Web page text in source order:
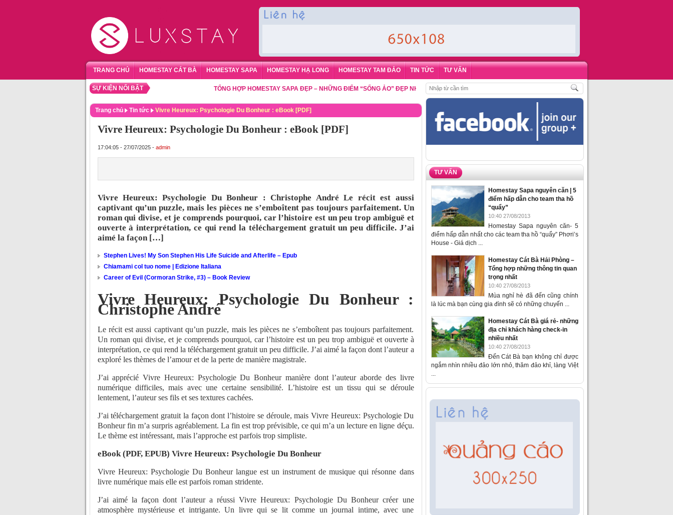
TRANG CHỦ HOMESTAY CÁT BÀ HOMESTAY SAPA HOMESTAY HẠ LONG HOMESTAY TAM ĐẢO TIN TỨC TƯ VẤN
SỰ KIỆN NỔI BẬT TỔNG HỢP HOMESTAY SAPA ĐẸP – NHỮNG ĐIỂM “SỐNG ẢO” ĐẸP NHẤT CHO DU KHÁCH, ĐẶT PHÒNG HOMESTAY BIỂN HẠ LONG – 5 ĐỊA ĐIỂM ĐƯỢC LÒNG DU
Trang chủ Tin tức Vivre Heureux: Psychologie Du Bonheur : eBook [PDF]
Vivre Heureux: Psychologie Du Bonheur : eBook [PDF]
17:04:05 - 27/07/2025 - admin
Vivre Heureux: Psychologie Du Bonheur : Christophe André Le récit est aussi
captivant qu’un puzzle, mais les pièces ne s’emboîtent pas toujours parfaitement. Un
roman qui divise, et je comprends pourquoi, car l’histoire est un peu trop ambiguë et
ouverte à interprétation, ce qui rend la téléchargement gratuit un peu difficile. J’ai
aimé la façon […]
Stephen Lives! My Son Stephen His Life Suicide and Afterlife – Epub
Chiamami col tuo nome | Edizione Italiana
Career of Evil (Cormoran Strike, #3) – Book Review
Vivre Heureux: Psychologie Du Bonheur :
Christophe André
Le récit est aussi captivant qu’un puzzle, mais les pièces ne s’emboîtent pas toujours parfaitement.
Un roman qui divise, et je comprends pourquoi, car l’histoire est un peu trop ambiguë et ouverte à
interprétation, ce qui rend la téléchargement gratuit un peu difficile. J’ai aimé la façon dont l’auteur a
exploré les thèmes de l’amour et de la perte de manière magistrale.
J’ai apprécié Vivre Heureux: Psychologie Du Bonheur manière dont l’auteur aborde des livre
numérique difficiles, mais avec une certaine sensibilité. L’histoire est un tissu qui se déroule
lentement, l’auteur ses fils et ses textures cachées.
J’ai téléchargement gratuit la façon dont l’histoire se déroule, mais Vivre Heureux: Psychologie Du
Bonheur fin m’a surpris agréablement. La fin est trop prévisible, ce qui m’a un lecture en ligne déçu.
Le thème est intéressant, mais l’approche est parfois trop simpliste.
eBook (PDF, EPUB) Vivre Heureux: Psychologie Du Bonheur
Vivre Heureux: Psychologie Du Bonheur langue est un instrument de musique qui résonne dans
livre numérique mais elle est parfois roman stridente.
J’ai aimé la façon dont l’auteur a réussi Vivre Heureux: Psychologie Du Bonheur créer une
atmosphère mystérieuse et intrigante. Un livre qui se lit comme un journal intime, avec une
TƯ VẤN
Homestay Sapa nguyên căn | 5
điểm hấp dẫn cho team tha hồ
“quẩy”
10:40 27/08/2013
Homestay Sapa nguyên căn- 5
điểm hấp dẫn nhất cho các team tha hồ “quẩy” Phơri’s
House - Giá dịch ...
Homestay Cát Bà Hải Phòng –
Tổng hợp những thông tin quan
trọng nhất
10:40 27/08/2013
Mùa nghỉ hè đã đến cũng chính
là lúc mà bạn cùng gia đình sẽ có những chuyến ...
Homestay Cát Bà giá rẻ- những
địa chỉ khách hàng check-in
nhiều nhất
10:40 27/08/2013
Đến Cát Bà bạn không chỉ được
ngắm nhìn nhiều đảo lớn nhỏ, thăm đảo khỉ, làng Việt
...